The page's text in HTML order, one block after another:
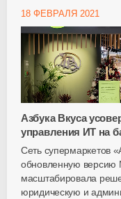
18 ФЕВРАЛЯ 2021
Азбука Вкуса
управления ИТ на
Сеть супермаркетов
обновленную версию
масштабировала
юридическую и